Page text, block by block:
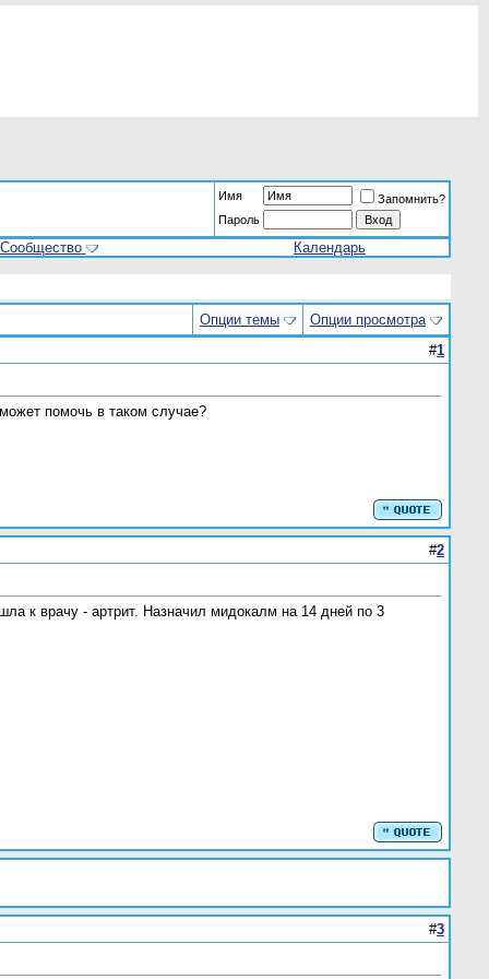
Имя
Запомнить?
Пароль
Сообщество Календарь
Опции темы
Опции просмотра
#1
помочь в таком случае?
#2
к врачу - артрит. Назначил мидокалм на 14 дней по 3
#3